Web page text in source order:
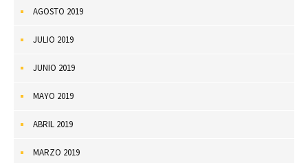
AGOSTO 2019
JULIO 2019
JUNIO 2019
MAYO 2019
ABRIL 2019
MARZO 2019